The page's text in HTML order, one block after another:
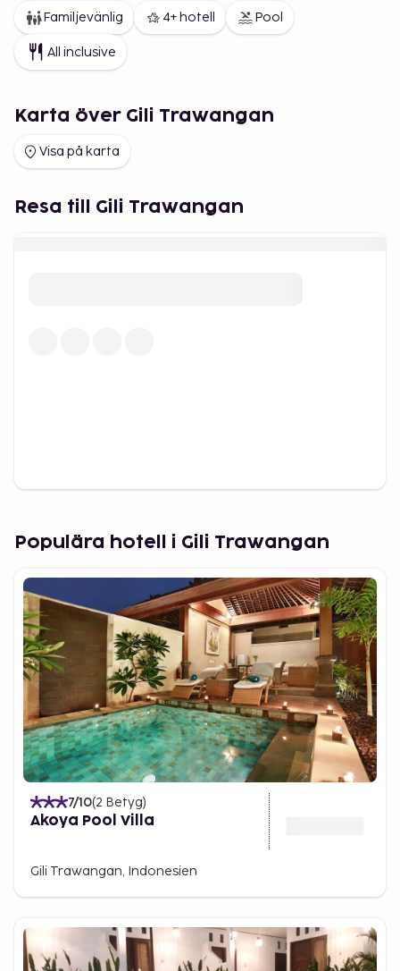
Familjevänlig 4+ hotell Pool
All inclusive
Karta över Gili Trawangan
Visa på karta
Resa till Gili Trawangan
Populära hotell i Gili Trawangan
7/10(2 Betyg)
Akoya Pool Villa
Gili Trawangan, Indonesien